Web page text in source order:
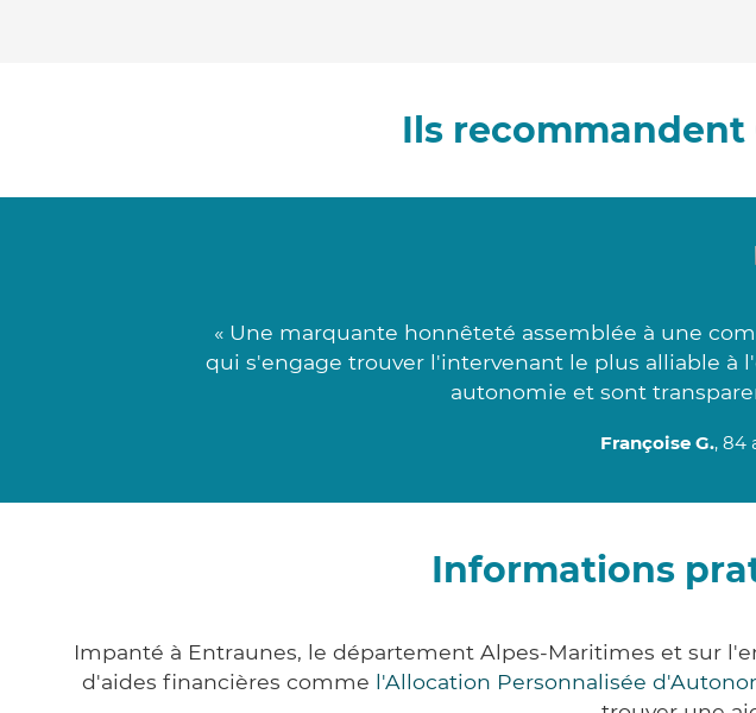
Ils recommandent
« Une marquante honnêteté assemblée à une
qui s'engage trouver l'intervenant le plus alliable à
autonomie et sont
Françoise G., 84
Informations
Impanté à Entraunes, le département Alpes-Maritimes et sur
d'aides financières comme l'Allocation Personnalisée